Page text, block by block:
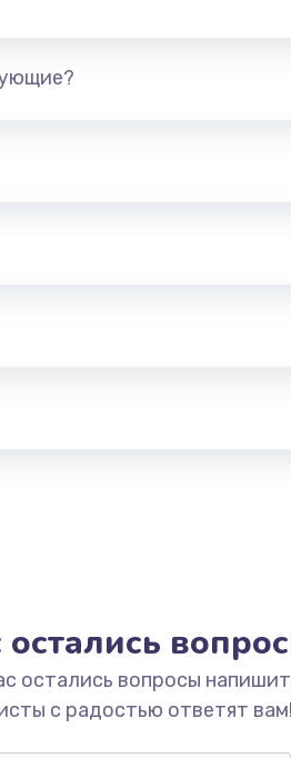
остались
остались вопросы
с радостью ответят вам!